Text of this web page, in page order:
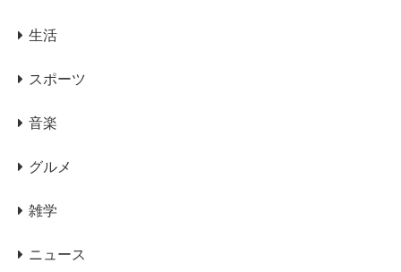
生活
スポーツ
音楽
グルメ
雑学
ニュース